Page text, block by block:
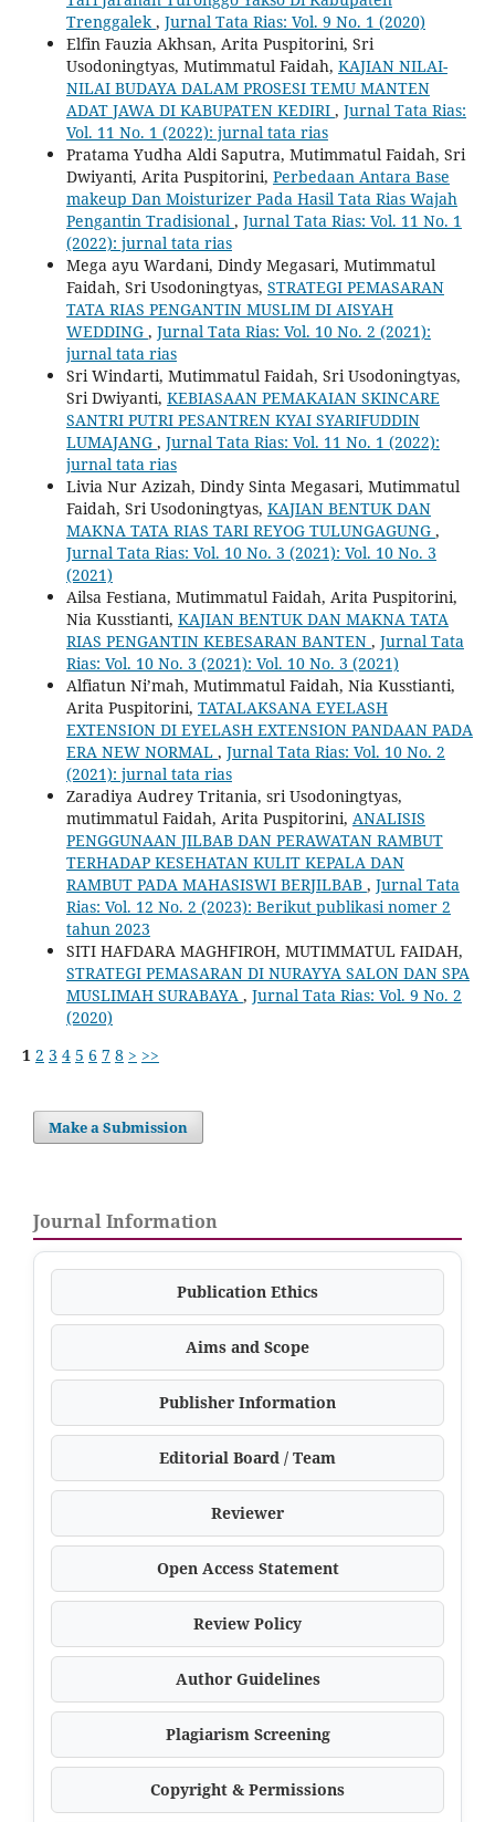
Trenggalek , Jurnal Tata Rias: Vol. 9 No. 1 (2020)
Elfin Fauzia Akhsan, Arita Puspitorini, Sri
Usodoningtyas, Mutimmatul Faidah, KAJIAN NILAI-
NILAI BUDAYA DALAM PROSESI TEMU MANTEN
ADAT JAWA DI KABUPATEN KEDIRI , Jurnal Tata Rias:
Vol. 11 No. 1 (2022): jurnal tata rias
Pratama Yudha Aldi Saputra, Mutimmatul Faidah, Sri
Dwiyanti, Arita Puspitorini, Perbedaan Antara Base
makeup Dan Moisturizer Pada Hasil Tata Rias Wajah
Pengantin Tradisional , Jurnal Tata Rias: Vol. 11 No. 1
(2022): jurnal tata rias
Mega ayu Wardani, Dindy Megasari, Mutimmatul
Faidah, Sri Usodoningtyas, STRATEGI PEMASARAN
TATA RIAS PENGANTIN MUSLIM DI AISYAH
WEDDING , Jurnal Tata Rias: Vol. 10 No. 2 (2021):
jurnal tata rias
Sri Windarti, Mutimmatul Faidah, Sri Usodoningtyas,
Sri Dwiyanti, KEBIASAAN PEMAKAIAN SKINCARE
SANTRI PUTRI PESANTREN KYAI SYARIFUDDIN
LUMAJANG , Jurnal Tata Rias: Vol. 11 No. 1 (2022):
jurnal tata rias
Livia Nur Azizah, Dindy Sinta Megasari, Mutimmatul
Faidah, Sri Usodoningtyas, KAJIAN BENTUK DAN
MAKNA TATA RIAS TARI REYOG TULUNGAGUNG ,
Jurnal Tata Rias: Vol. 10 No. 3 (2021): Vol. 10 No. 3
(2021)
Ailsa Festiana, Mutimmatul Faidah, Arita Puspitorini,
Nia Kusstianti, KAJIAN BENTUK DAN MAKNA TATA
RIAS PENGANTIN KEBESARAN BANTEN , Jurnal Tata
Rias: Vol. 10 No. 3 (2021): Vol. 10 No. 3 (2021)
Alfiatun Ni’mah, Mutimmatul Faidah, Nia Kusstianti,
Arita Puspitorini, TATALAKSANA EYELASH
EXTENSION DI EYELASH EXTENSION PANDAAN PADA
ERA NEW NORMAL , Jurnal Tata Rias: Vol. 10 No. 2
(2021): jurnal tata rias
Zaradiya Audrey Tritania, sri Usodoningtyas,
mutimmatul Faidah, Arita Puspitorini, ANALISIS
PENGGUNAAN JILBAB DAN PERAWATAN RAMBUT
TERHADAP KESEHATAN KULIT KEPALA DAN
RAMBUT PADA MAHASISWI BERJILBAB , Jurnal Tata
Rias: Vol. 12 No. 2 (2023): Berikut publikasi nomer 2
tahun 2023
SITI HAFDARA MAGHFIROH, MUTIMMATUL FAIDAH,
STRATEGI PEMASARAN DI NURAYYA SALON DAN SPA
MUSLIMAH SURABAYA , Jurnal Tata Rias: Vol. 9 No. 2
(2020)
1 2 3 4 5 6 7 8 > >>
Make a Submission
Journal Information
Publication Ethics
Aims and Scope
Publisher Information
Editorial Board / Team
Reviewer
Open Access Statement
Review Policy
Author Guidelines
Plagiarism Screening
Copyright & Permissions